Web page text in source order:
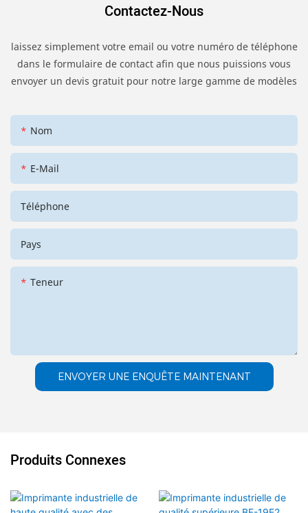
Contactez-Nous
laissez simplement votre email ou votre numéro de téléphone
dans le formulaire de contact afin que nous puissions vous
envoyer un devis gratuit pour notre large gamme de modèles
Nom
E-Mail
Téléphone
Pays
Teneur
ENVOYER UNE ENQUÊTE MAINTENANT
Produits Connexes